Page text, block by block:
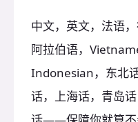
中文，英文，法语，
阿拉伯语，
Indonesian，东北
话，上海话，青岛